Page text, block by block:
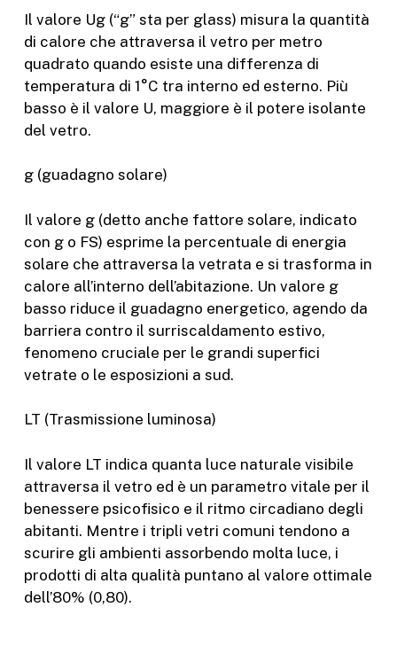
Il valore Ug(“g” sta per glass) misura la quantità
di calore che attraversa il vetro per metro
quadrato quando esiste una differenza di
temperatura di 1°C tra interno ed esterno. Più
basso è il valore U, maggiore è il potere isolante
del vetro.
g (guadagno solare)
Il valore g (detto anche fattore solare, indicato
con g o FS) esprime la percentuale di energia
solare che attraversa la vetrata e si trasforma in
calore all’interno dell’abitazione. Un valore g
basso riduce il guadagno energetico, agendo da
barriera contro il surriscaldamento estivo,
fenomeno cruciale per le grandi superfici
vetrate o le esposizioni a sud.
LT (Trasmissione luminosa)
Il valore LT indica quanta luce naturale visibile
attraversa il vetro ed è un parametro vitale per il
benessere psicofisico e il ritmo circadiano degli
abitanti. Mentre i tripli vetri comuni tendono a
scurire gli ambienti assorbendo molta luce, i
prodotti di alta qualità puntano al valore ottimale
dell’80% (0,80).